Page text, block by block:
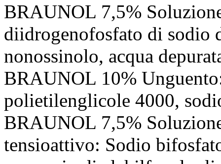
BRAUNOL 7,5%
diidrogenofosfato di sodio
nonossinolo, acqua
BRAUNOL 10%
polietilenglicole 4000,
BRAUNOL 7,5%
tensioattivo: Sodio